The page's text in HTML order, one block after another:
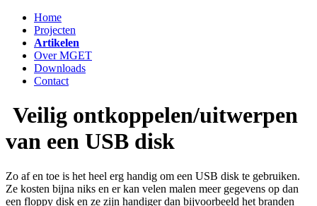
Home
Projecten
Artikelen
Over MGET
Downloads
Contact
Veilig ontkoppelen/uitwerpen
van een USB disk
Zo af en toe is het heel erg handig om een USB disk te gebruiken.
Ze kosten bijna niks en er kan velen malen meer gegevens op dan
een floppy disk en ze zijn handiger dan bijvoorbeeld het branden